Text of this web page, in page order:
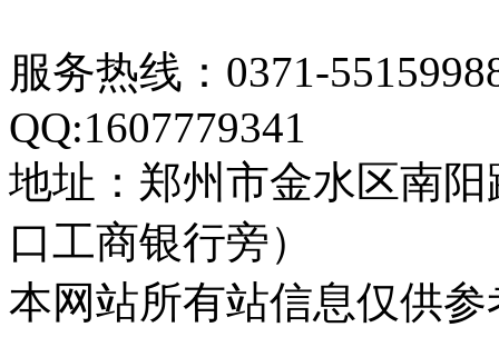
服务热线：0371-
QQ:1607779341
地址：郑州市金水区南
口工商银行旁）
本网站所有站信息仅供